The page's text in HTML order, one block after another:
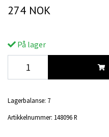
274 NOK
På lager
Lagerbalanse: 7
Artikkelnummer: 148096 R